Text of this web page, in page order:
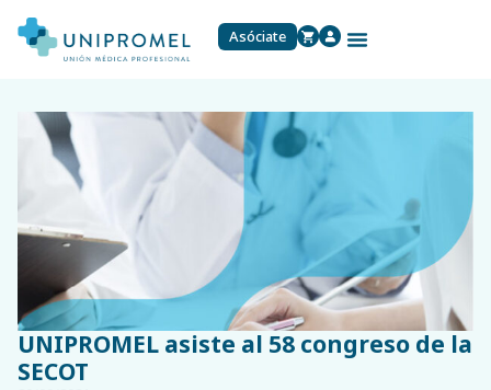
Asóciate
UNIPROMEL asiste al 58 congreso de la
SECOT